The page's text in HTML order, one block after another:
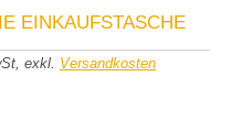
EINKAUFSTASCHE
exkl. Versandkosten